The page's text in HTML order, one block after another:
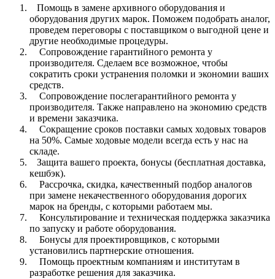
Помощь в замене архивного оборудования и
оборудования других марок. Поможем подобрать аналог,
проведем переговоры с поставщиком о выгодной цене и
другие необходимые процедуры.
Сопровождение гарантийного ремонта у
производителя. Сделаем все возможное, чтобы
сократить сроки устранения поломки и экономии ваших
средств.
Сопровождение послегарантийного ремонта у
производителя. Также направлено на экономию средств
и времени заказчика.
Сокращение сроков поставки самых ходовых товаров
на 50%. Самые ходовые модели всегда есть у нас на
складе.
Защита вашего проекта, бонусы (бесплатная доставка,
кешбэк).
Рассрочка, скидка, качественный подбор аналогов
при замене некачественного оборудования дорогих
марок на бренды, с которыми работаем мы.
Консультирование и техническая поддержка заказчика
по запуску и работе оборудования.
Бонусы для проектировщиков, с которыми
установились партнерские отношения.
Помощь проектным компаниям и институтам в
разработке решения для заказчика.